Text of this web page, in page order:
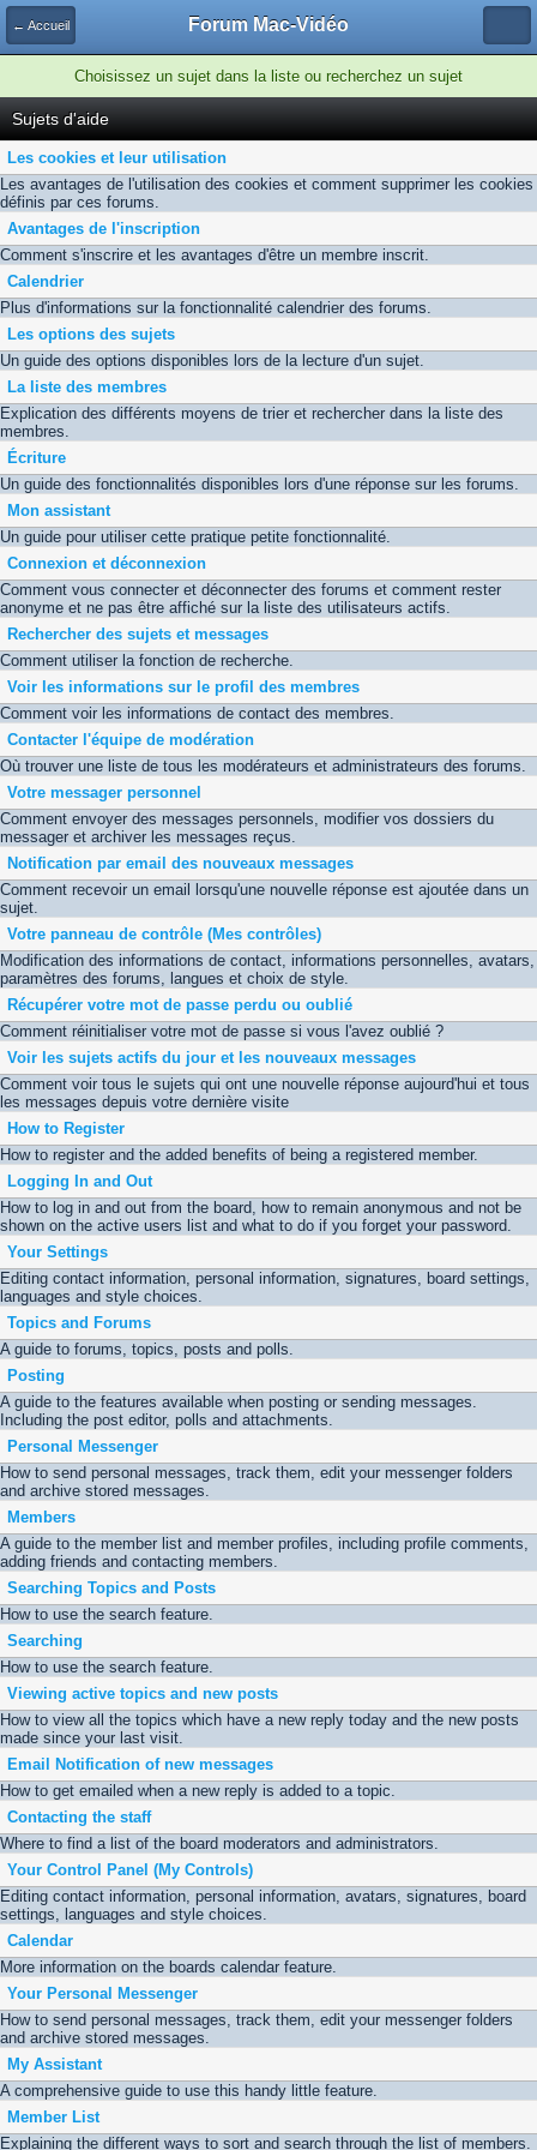
← Accueil Forum Mac-Vidéo
Choisissez un sujet dans la liste ou recherchez un sujet
Sujets d'aide
Les cookies et leur utilisation
Les avantages de l'utilisation des cookies et comment supprimer les cookies
définis par ces forums.
Avantages de l'inscription
Comment s'inscrire et les avantages d'être un membre inscrit.
Calendrier
Plus d'informations sur la fonctionnalité calendrier des forums.
Les options des sujets
Un guide des options disponibles lors de la lecture d'un sujet.
La liste des membres
Explication des différents moyens de trier et rechercher dans la liste des
membres.
Écriture
Un guide des fonctionnalités disponibles lors d'une réponse sur les forums.
Mon assistant
Un guide pour utiliser cette pratique petite fonctionnalité.
Connexion et déconnexion
Comment vous connecter et déconnecter des forums et comment rester
anonyme et ne pas être affiché sur la liste des utilisateurs actifs.
Rechercher des sujets et messages
Comment utiliser la fonction de recherche.
Voir les informations sur le profil des membres
Comment voir les informations de contact des membres.
Contacter l'équipe de modération
Où trouver une liste de tous les modérateurs et administrateurs des forums.
Votre messager personnel
Comment envoyer des messages personnels, modifier vos dossiers du
messager et archiver les messages reçus.
Notification par email des nouveaux messages
Comment recevoir un email lorsqu'une nouvelle réponse est ajoutée dans un
sujet.
Votre panneau de contrôle (Mes contrôles)
Modification des informations de contact, informations personnelles, avatars,
paramètres des forums, langues et choix de style.
Récupérer votre mot de passe perdu ou oublié
Comment réinitialiser votre mot de passe si vous l'avez oublié ?
Voir les sujets actifs du jour et les nouveaux messages
Comment voir tous le sujets qui ont une nouvelle réponse aujourd'hui et tous
les messages depuis votre dernière visite
How to Register
How to register and the added benefits of being a registered member.
Logging In and Out
How to log in and out from the board, how to remain anonymous and not be
shown on the active users list and what to do if you forget your password.
Your Settings
Editing contact information, personal information, signatures, board settings,
languages and style choices.
Topics and Forums
A guide to forums, topics, posts and polls.
Posting
A guide to the features available when posting or sending messages.
Including the post editor, polls and attachments.
Personal Messenger
How to send personal messages, track them, edit your messenger folders
and archive stored messages.
Members
A guide to the member list and member profiles, including profile comments,
adding friends and contacting members.
Searching Topics and Posts
How to use the search feature.
Searching
How to use the search feature.
Viewing active topics and new posts
How to view all the topics which have a new reply today and the new posts
made since your last visit.
Email Notification of new messages
How to get emailed when a new reply is added to a topic.
Contacting the staff
Where to find a list of the board moderators and administrators.
Your Control Panel (My Controls)
Editing contact information, personal information, avatars, signatures, board
settings, languages and style choices.
Calendar
More information on the boards calendar feature.
Your Personal Messenger
How to send personal messages, track them, edit your messenger folders
and archive stored messages.
My Assistant
A comprehensive guide to use this handy little feature.
Member List
Explaining the different ways to sort and search through the list of members.